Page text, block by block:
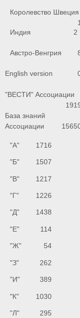
Королевство Швеция
1
Индия
2
Австро-Венгрия
English version
"ВЕСТИ" Ассоциации
База знаний
Ассоциации
"А" 1716
"Б" 1507
"В" 1217
"Г" 1226
"Д" 1438
"Е" 114
"Ж" 54
"З" 262
"И" 389
"К" 1030
"Л" 295